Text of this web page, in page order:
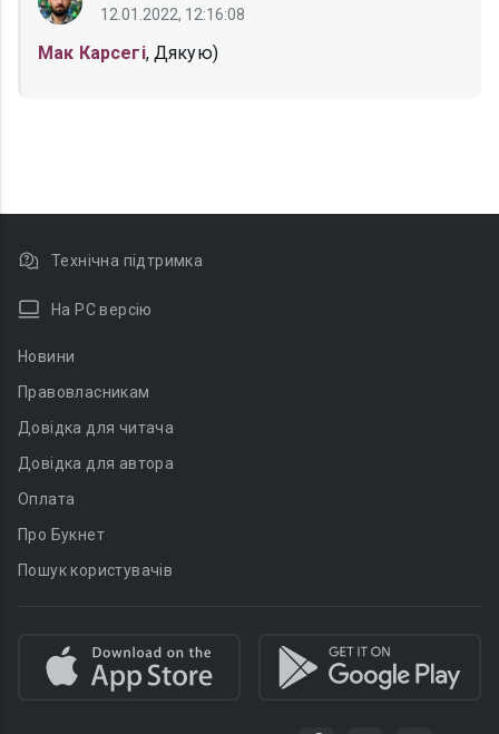
12.01.2022, 12:16:08
Мак Карсегі, Дякую)
Технічна підтримка
На PC версію
Новини
Правовласникам
Довідка для читача
Довідка для автора
Оплата
Про Букнет
Пошук користувачів